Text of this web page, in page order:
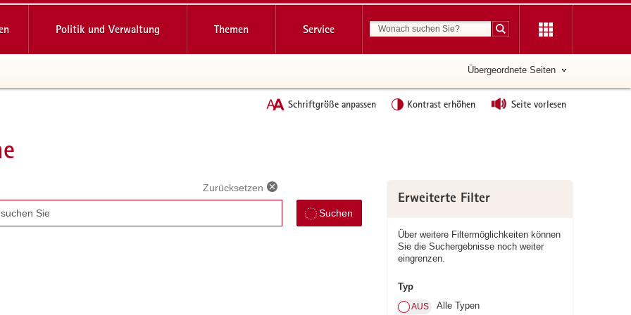
Politik und Verwaltung Themen Service Suchbegriff
Suche starten
Übergeordnete Seiten
Schriftgröße anpassen Kontrast erhöhen Seite vorlesen
Zurücksetzen
Suchen
Erweiterte Filter
Über weitere Filtermöglichkeiten können
Sie die Suchergebnisse noch weiter
eingrenzen.
Typ
Alle Typen